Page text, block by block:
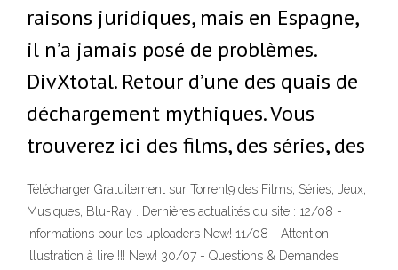
raisons juridiques, mais en Espagne,
il n’a jamais posé de problèmes.
DivXtotal. Retour d’une des quais de
déchargement mythiques. Vous
trouverez ici des films, des séries, des
Télécharger Gratuitement sur Torrent9 des Films, Séries, Jeux,
Musiques, Blu-Ray . Dernières actualités du site : 12/08 -
Informations pour les uploaders New! 11/08 - Attention,
illustration à lire !!! New! 30/07 - Questions & Demandes